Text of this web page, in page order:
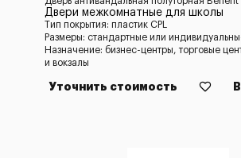
Двери межкомнатные для школы
Тип покрытия: пластик CPL
Размеры: стандартные или
Назначение: бизнес-центры, торговые
и вокзалы
Уточнить стоимость